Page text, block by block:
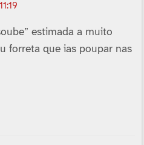
estimada a muito
forreta que ias poupar nas